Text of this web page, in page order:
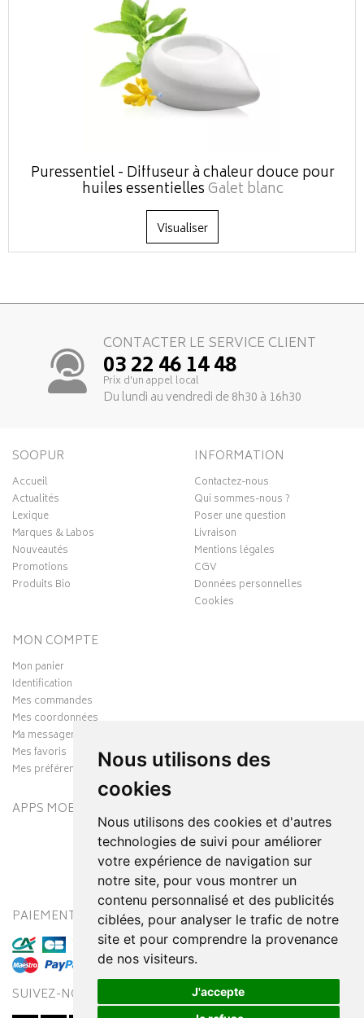
Nous utilisons des
cookies
Nous utilisons des cookies et d'autres
technologies de suivi pour améliorer
votre expérience de navigation sur
notre site, pour vous montrer un
contenu personnalisé et des publicités
ciblées, pour analyser le trafic de notre
site et pour comprendre la provenance
de nos visiteurs.
J'accepte
Puressentiel - Diffuseur à chaleur douce pour
huiles essentiellesGalet blanc
Visualiser
CONTACTER LE SERVICE CLIENT
03 22 46 14 48
Prix d’un appel local
Du lundi au vendredi de 8h30 à 16h30
SOOPUR
Accueil
Actualités
Lexique
Marques & Labos
Nouveautés
Promotions
Produits Bio
INFORMATION
Contactez-nous
Qui sommes-nous ?
Poser une question
Livraison
Mentions légales
CGV
Données personnelles
Cookies
MON COMPTE
Mon panier
Identification
Mes commandes
Mes coordonnées
Ma messagerie
Mes favoris
Mes préférences Cookies
APPS MOBILES
PAIEMENT SÉCURISÉ MODES DE LIVRAISON
SUIVEZ-NOUS SUR